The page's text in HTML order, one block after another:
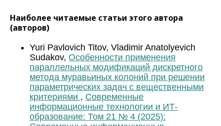
Наиболее читаемые статьи этого автора
(авторов)
Yuri Pavlovich Titov, Vladimir Anatolyevich
Sudakov, Особенности применения
параллельных модификаций дискретного
метода муравьиных колоний при решении
параметрических задач с вещественными
критериями , Современные
информационные технологии и ИТ-
образование: Том 21 № 4 (2025):